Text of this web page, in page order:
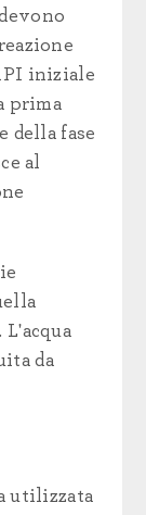
iniziale
prima
della fase
al
da
utilizzata